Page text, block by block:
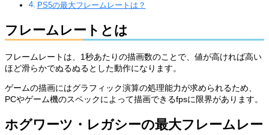
PS5の最大フレームレートは？
フレームレートとは
フレームレートは、1秒あたりの描画数のことで、値が高ければ高い
ほど滑らかでぬるぬるとした動作になります。
ゲームの描画にはグラフィック演算の処理能力が求められるため、
PCやゲーム機のスペックによって描画できるfpsに限界があります。
ホグワーツ・レガシーの最大フレームレー